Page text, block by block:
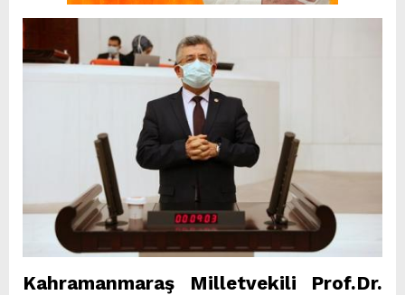
Kahramanmaraş Milletvekili Prof.Dr.